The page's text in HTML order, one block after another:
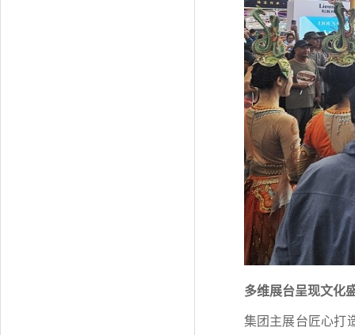
多维展台呈现文化
集团主展台匠心打